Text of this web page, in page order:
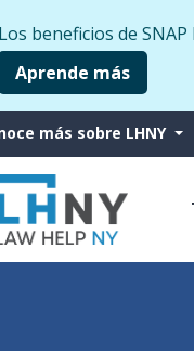
Los beneficios de
Aprende más
más sobre LHNY